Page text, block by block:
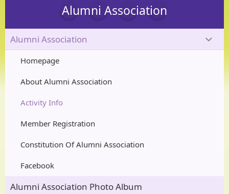
Alumni Association
Alumni Association
Homepage
About Alumni Association
Activity Info
Member Registration
Constitution Of Alumni Association
Facebook
Alumni Association Photo Album